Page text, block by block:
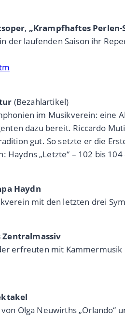
, „Krampfhaftes Perlen-
laufenden Saison ihr
(Bezahlartikel)
im Musikverein: eine
dazu bereit. Riccardo
gut. So setzte er die
„Letzte“ – 102 bis
Haydn
mit den letzten drei
Zentralmassiv
erfreuten mit
Olga Neuwirths „Orlando“